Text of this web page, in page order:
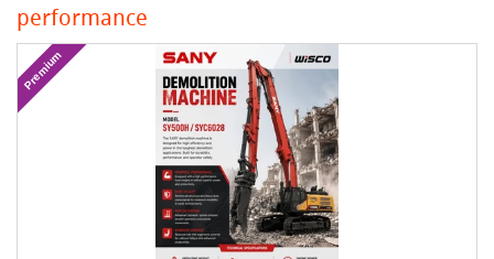
performance
Premium